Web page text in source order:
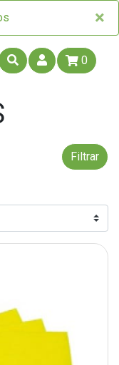
×
×
0
Filtrar